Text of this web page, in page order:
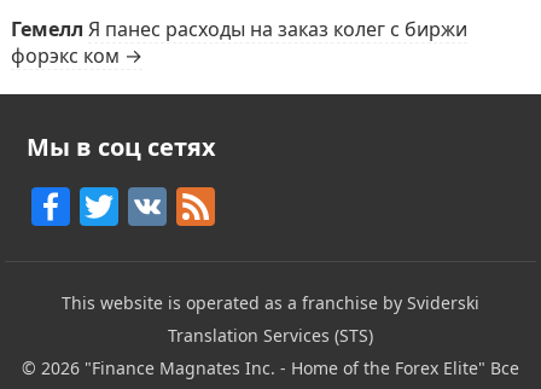
Гемелл Я панес расходы на заказ колег с биржи
форэкс ком →
Мы в соц сетях
F
c
e
b
T
itt
er
V F
e
d
This website is operated as a franchise by Sviderski
Translation Services (STS)
© 2026 "Finance Magnates Inc. - Home of the Forex Elite" Все